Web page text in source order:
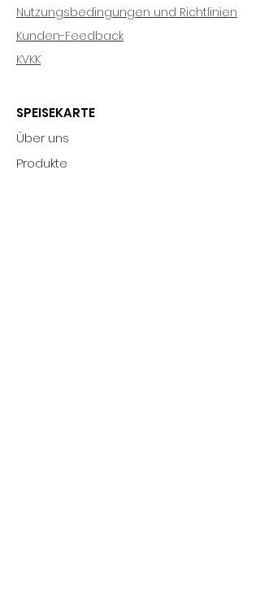
Nutzungsbedingungen und Richtlinien
Kunden-Feedback
KVKK
SPEISEKARTE
Über uns
Produkte